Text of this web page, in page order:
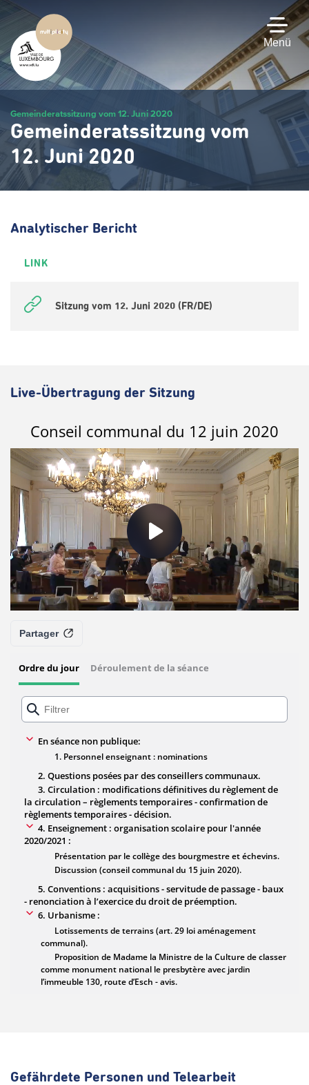
Zum
Hauptinhalt
gehen
Menü
Gemeinderatssitzung vom 12. Juni 2020
Gemeinderatssitzung vom
12. Juni 2020
Analytischer Bericht
LINK
Sitzung vom 12. Juni 2020 (FR/DE)
Live-Übertragung der Sitzung
Gefährdete Personen und Telearbeit